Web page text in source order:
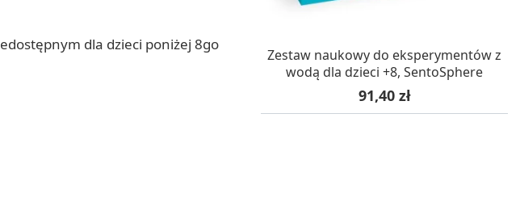
dla dzieci poniżej 8go
W MAGAZYNIE, DOSTAWA 24H
Zestaw naukowy do eksperymentów z
wodą dla dzieci +8, SentoSphere
Cena
91,40 zł